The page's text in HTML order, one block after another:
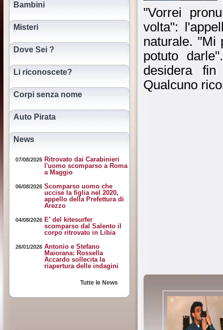
Bambini
Misteri
Dove Sei ?
Li riconoscete?
Corpi senza nome
Auto Pirata
News
07/08/2026 Ritrovato dai Carabinieri
l'uomo scomparso a Roma
a Maggio
06/08/2026 Scomparso uomo che
uccise la figlia nel 2020,
appello della Prefettura di
Arezzo
04/08/2026 E’ del kitesurfer
scomparso dal Salento il
corpo ritrovato in Libia
26/01/2026 Antonio e Stefano
Maiorana: Rossella
Accardo sollecita la
riapertura delle indagini
Tutte le News
"Vorrei
volta":
naturale. "Mi
potuto
desidera
Qualcuno